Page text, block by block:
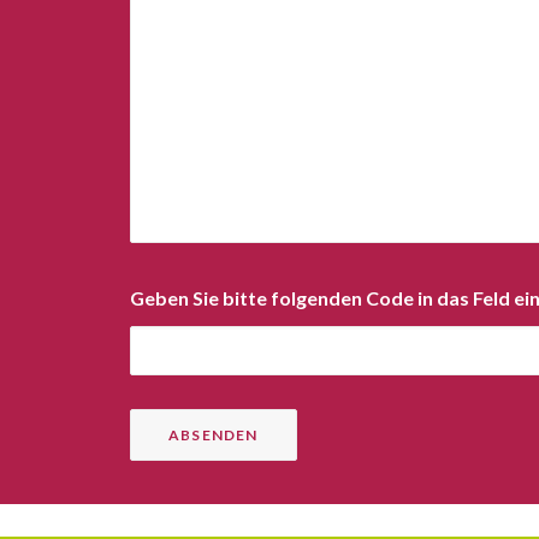
Geben Sie bitte folgenden Code in das Feld